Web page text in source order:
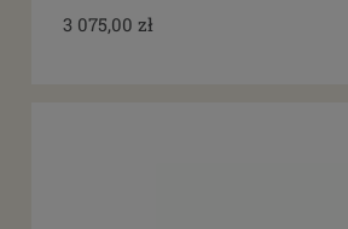
3 075,00 zł